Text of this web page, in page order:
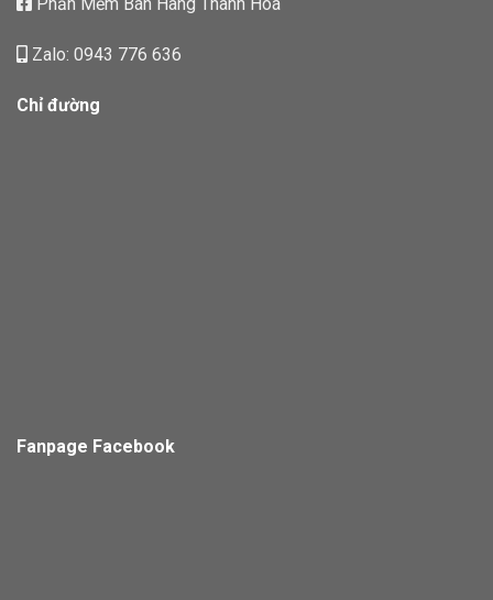
Zalo: 0943 776 636
Chỉ đường
Fanpage Facebook